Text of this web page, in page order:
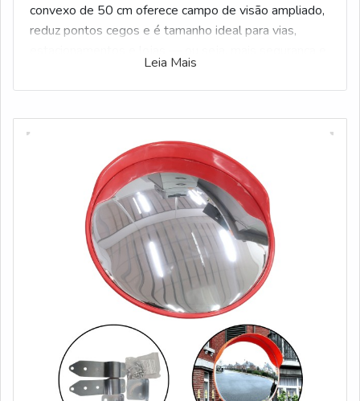
convexo de 50 cm oferece campo de visão ampliado,
reduz pontos cegos e é tamanho ideal para vias,
menos acidentes com um investimento compacto.
funciona tão bem em diferentes ambientes, como
escolher o material e o modelo certo para sua
necessidade, onde instalá-lo para obter o melhor
ângulo e dicas práticas de manutenção para garantir
durabilidade e desempenho.
ESPECIFICAÇÕES DO ESPELHO CONVEXO 50
CM: DIMENSÕES, VISTA E MATERIAL
Eu descrevo as especificações essenciais do espelho
convexo 50 cm para decisão de compra rápida:
dimensões externas, raio de curvatura, campo de vista
estimado e composição do material, com foco em
aplicação prática imediata.
DETALHES TÉCNICOS QUE ORIENTAM SELEÇÃO
Leia Mais